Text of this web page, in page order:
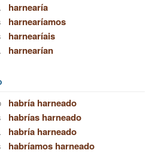
harnearía
harnearíamos
harnearíais
harnearían
habría harneado
habrías harneado
habría harneado
habríamos harneado